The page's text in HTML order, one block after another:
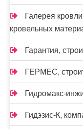
Галерея
кровельных
Гарантия,
ГЕРМЕС,
Гидромакс-
Гидэзис-К,